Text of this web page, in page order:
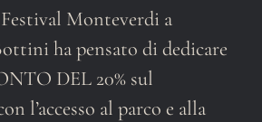
Monteverdi a
ha pensato di dedicare
DEL 20% sul
l’accesso al parco e alla